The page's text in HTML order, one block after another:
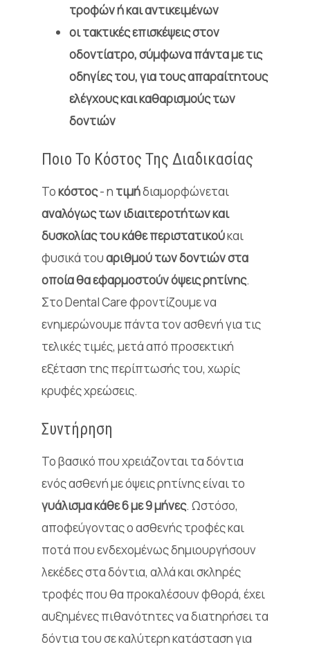
τροφών ή και αντικειμένων
οι τακτικές επισκέψεις στον
οδοντίατρο, σύμφωνα πάντα με τις
οδηγίες του, για τους απαραίτητους
ελέγχους και καθαρισμούς των
δοντιών
Ποιο Το Κόστος Της Διαδικασίας
Τοκόστος- η τιμήδιαμορφώνεται
αναλόγως των ιδιαιτεροτήτων και
δυσκολίας του κάθε περιστατικούκαι
φυσικά τουαριθμού των δοντιών στα
οποία θα εφαρμοστούν όψεις ρητίνης.
Στο Dental Care φροντίζουμε να
ενημερώνουμε πάντα τον ασθενή για τις
τελικές τιμές, μετά από προσεκτική
εξέταση της περίπτωσής του, χωρίς
κρυφές χρεώσεις.
Συντήρηση
Το βασικό που χρειάζονται τα δόντια
ενός ασθενή με όψεις ρητίνης είναι το
γυάλισμα κάθε 6 με 9 μήνες. Ωστόσο,
αποφεύγοντας ο ασθενής τροφές και
ποτά που ενδεχομένως δημιουργήσουν
λεκέδες στα δόντια, αλλά και σκληρές
τροφές που θα προκαλέσουν φθορά, έχει
αυξημένες πιθανότητες να διατηρήσει τα
δόντια του σε καλύτερη κατάσταση για